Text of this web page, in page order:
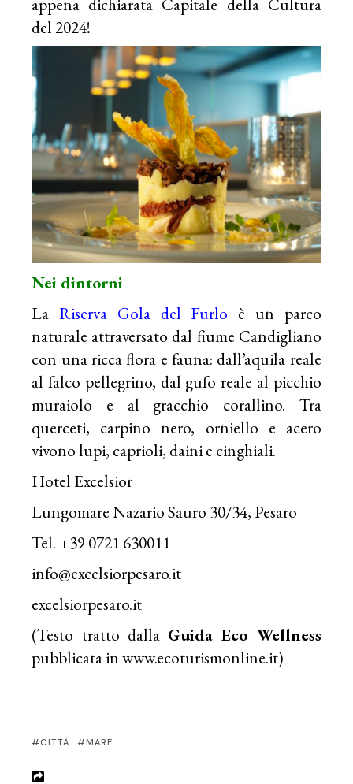
del 2024!
Nei dintorni
La Riserva Gola del Furlo è un parco
naturale attraversato dal fiume Candigliano
con una ricca flora e fauna: dall’aquila reale
al falco pellegrino, dal gufo reale al picchio
muraiolo e al gracchio corallino. Tra
querceti, carpino nero, orniello e acero
vivono lupi, caprioli, daini e cinghiali.
Hotel Excelsior
Lungomare Nazario Sauro 30/34, Pesaro
Tel. +39 0721 630011
info@excelsiorpesaro.it
excelsiorpesaro.it
(Testo tratto dalla Guida Eco Wellness
pubblicata inwww.ecoturismonline.it)
CITTÀ MARE